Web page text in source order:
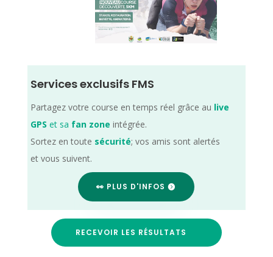
Services exclusifs FMS
Partagez votre course en temps réel grâce au live
GPS et sa fan zone intégrée.
Sortez en toute sécurité; vos amis sont alertés
et vous suivent.
👀 PLUS D'INFOS
RECEVOIR LES RÉSULTATS